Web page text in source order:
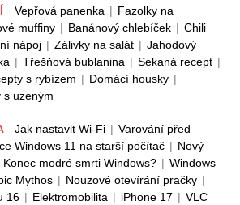
Vepřová panenka | Fazolky na
muffiny | Banánový chlebíček | Chili
nápoj | Zálivky na salát | Jahodový
| Třešňová bublanina | Sekaná recept |
s rybízem | Domácí housky |
s uzeným
Jak nastavit Wi-Fi | Varování před
Windows 11 na starší počítač | Nový
Konec modré smrti Windows? | Windows
Mythos | Nouzové otevírání pračky |
16 | Elektromobilita | iPhone 17 | VLC